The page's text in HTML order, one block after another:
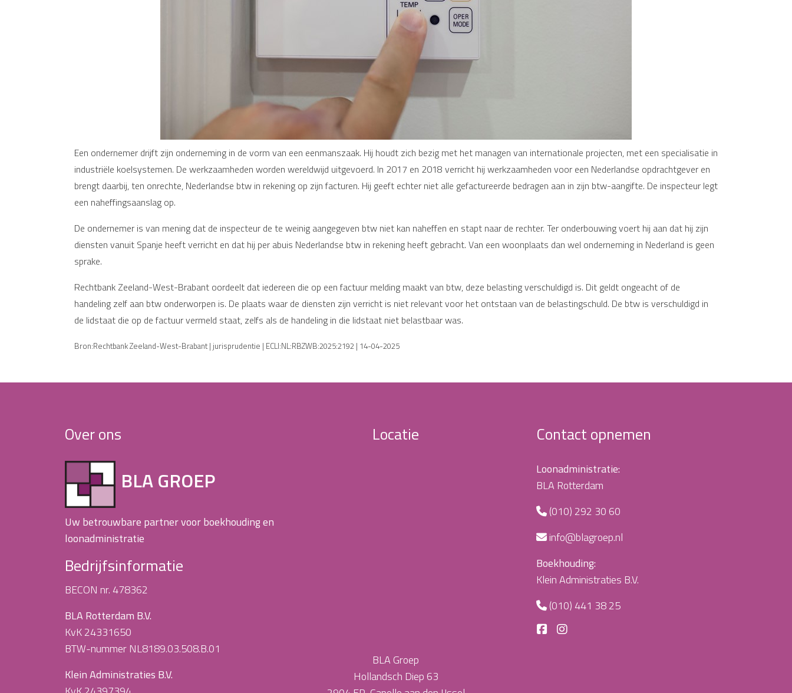
Een ondernemer drijft zijn onderneming in de vorm van een eenmanszaak. Hij houdt zich bezig met het managen van internationale projecten, met een specialisatie in
industriële koelsystemen. De werkzaamheden worden wereldwijd uitgevoerd. In 2017 en 2018 verricht hij werkzaamheden voor een Nederlandse opdrachtgever en
brengt daarbij, ten onrechte, Nederlandse btw in rekening op zijn facturen. Hij geeft echter niet alle gefactureerde bedragen aan in zijn btw-aangifte. De inspecteur legt
een naheffingsaanslag op.
De ondernemer is van mening dat de inspecteur de te weinig aangegeven btw niet kan naheffen en stapt naar de rechter. Ter onderbouwing voert hij aan dat hij zijn
diensten vanuit Spanje heeft verricht en dat hij per abuis Nederlandse btw in rekening heeft gebracht. Van een woonplaats dan wel onderneming in Nederland is geen
sprake.
Rechtbank Zeeland-West-Brabant oordeelt dat iedereen die op een factuur melding maakt van btw, deze belasting verschuldigd is. Dit geldt ongeacht of de
handeling zelf aan btw onderworpen is. De plaats waar de diensten zijn verricht is niet relevant voor het ontstaan van de belastingschuld. De btw is verschuldigd in
de lidstaat die op de factuur vermeld staat, zelfs als de handeling in die lidstaat niet belastbaar was.
Bron:Rechtbank Zeeland-West-Brabant | jurisprudentie | ECLI:NL:RBZWB:2025:2192 | 14-04-2025
Over ons
BLA GROEP
Uw betrouwbare partner voor boekhouding en
loonadministratie
Bedrijfsinformatie
BECON nr. 478362
BLA Rotterdam B.V.
KvK 24331650
BTW-nummer NL8189.03.508.B.01
Klein Administraties B.V.
Locatie
BLA Groep
Hollandsch Diep 63
Contact opnemen
Loonadministratie:
BLA Rotterdam
(010) 292 30 60
info@blagroep.nl
Boekhouding:
Klein Administraties B.V.
(010) 441 38 25